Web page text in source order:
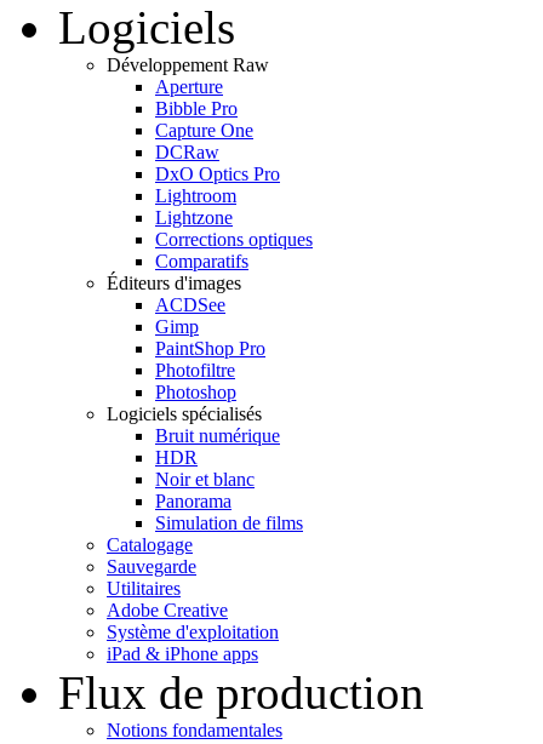
Logiciels
Développement Raw
Aperture
Bibble Pro
Capture One
DCRaw
DxO Optics Pro
Lightroom
Lightzone
Corrections optiques
Comparatifs
Éditeurs d'images
ACDSee
Gimp
PaintShop Pro
Photofiltre
Photoshop
Logiciels spécialisés
Bruit numérique
HDR
Noir et blanc
Panorama
Simulation de films
Catalogage
Sauvegarde
Utilitaires
Adobe Creative
Système d'exploitation
iPad & iPhone apps
Flux de production
Notions fondamentales